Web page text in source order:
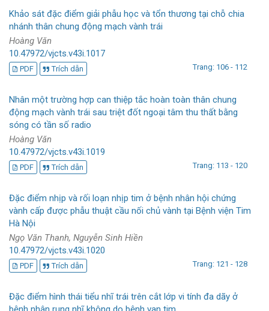
Khảo sát đặc điểm giải phẫu học và tổn thương tại chỗ chia
nhánh thân chung động mạch vành trái
Hoàng Văn
10.47972/vjcts.v43i.1017
PDF Trích dẫn Trang: 106 - 112
Nhân một trường hợp can thiệp tắc hoàn toàn thân chung
động mạch vành trái sau triệt đốt ngoại tâm thu thất bằng
sóng có tần số radio
Hoàng Văn
10.47972/vjcts.v43i.1019
PDF Trích dẫn Trang: 113 - 120
Đặc điểm nhịp và rối loạn nhịp tim ở bệnh nhân hội chứng
vành cấp được phẫu thuật cầu nối chủ vành tại Bệnh viện Tim
Hà Nội
Ngọ Văn Thanh, Nguyễn Sinh Hiền
10.47972/vjcts.v43i.1020
PDF Trích dẫn Trang: 121 - 128
Đặc điểm hình thái tiểu nhĩ trái trên cắt lớp vi tính đa dãy ở